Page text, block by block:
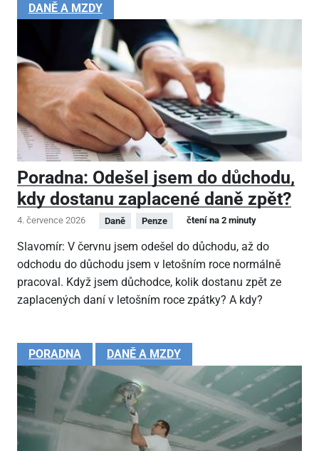
DANĚ A MZDY
Poradna: Odešel jsem do důchodu,
kdy dostanu zaplacené daně zpět?
4. července 2026 Daně Penze čtení na 2 minuty
Slavomír: V červnu jsem odešel do důchodu, až do
odchodu do důchodu jsem v letošním roce normálně
pracoval. Když jsem důchodce, kolik dostanu zpět ze
zaplacených daní v letošním roce zpátky? A kdy?
PORADNA DANĚ A MZDY